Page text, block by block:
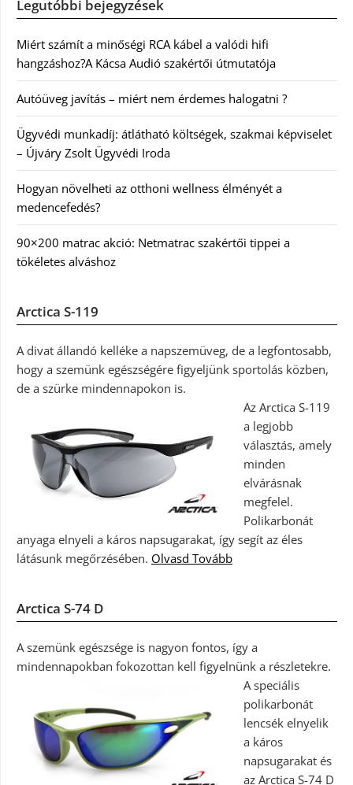
Legutóbbi bejegyzések
Miért számít a minőségi RCA kábel a valódi hifi
hangzáshoz?A Kácsa Audió szakértői útmutatója
Autóüveg javítás – miért nem érdemes halogatni ?
Ügyvédi munkadíj: átlátható költségek, szakmai képviselet
– Újváry Zsolt Ügyvédi Iroda
Hogyan növelheti az otthoni wellness élményét a
medencefedés?
90×200 matrac akció: Netmatrac szakértői tippei a
tökéletes alváshoz
Arctica S-119
A divat állandó kelléke a napszemüveg, de a legfontosabb,
hogy a szemünk egészségére figyeljünk sportolás közben,
de a szürke mindennapokon is.
Az Arctica S-119
a legjobb
választás, amely
minden
elvárásnak
megfelel.
Polikarbonát
anyaga elnyeli a káros napsugarakat, így segít az éles
látásunk megőrzésében. Olvasd Tovább
Arctica S-74 D
A szemünk egészsége is nagyon fontos, így a
mindennapokban fokozottan kell figyelnünk a részletekre.
A speciális
polikarbonát
lencsék elnyelik
a káros
napsugarakat és
az Arctica S-74 D